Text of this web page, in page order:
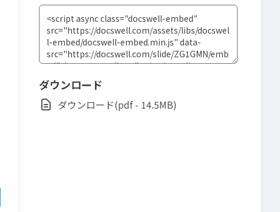
ダウンロード
ダウンロード(pdf - 14.5MB)